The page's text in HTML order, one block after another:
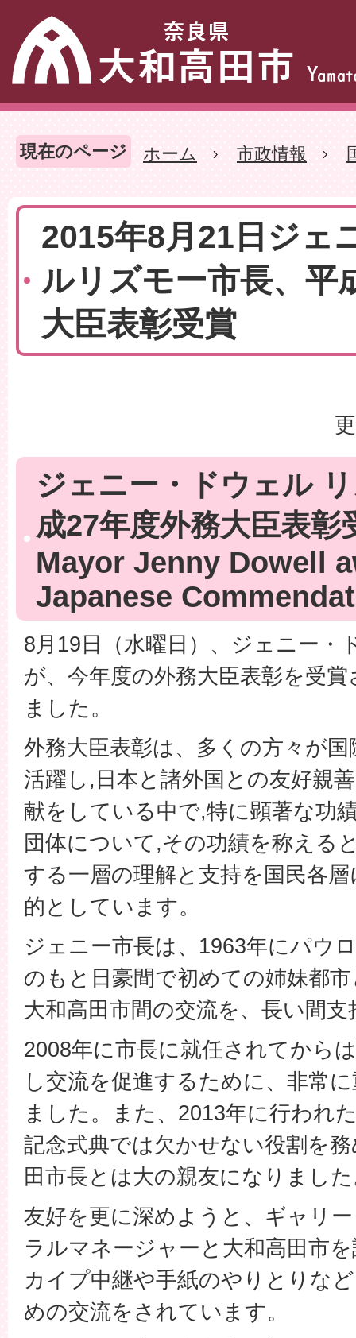
現在のページ ホーム 市政情報
2015年8月21日ジェ
ルリズモー市長、平
大臣表彰受賞
ジェニー・ドウェル
成27年度外務大臣表彰
Mayor Jenny Dowell
Japanese
8月19日（水曜日）、ジェニー・
が、今年度の外務大臣表彰を受
ました。
外務大臣表彰は、多くの方々が
活躍し,日本と諸外国との友好親
献をしている中で,特に顕著な功
団体について,その功績を称える
する一層の理解と支持を国民各
的としています。
ジェニー市長は、1963年にパウ
のもと日豪間で初めての姉妹都
大和高田市間の交流を、長い間
2008年に市長に就任されてから
し交流を促進するために、非常
ました。また、2013年に行われ
記念式典では欠かせない役割を
田市長とは大の親友になりまし
友好を更に深めようと、ギャリ
ラルマネージャーと大和高田市
カイプ中継や手紙のやりとりな
めの交流をされています。